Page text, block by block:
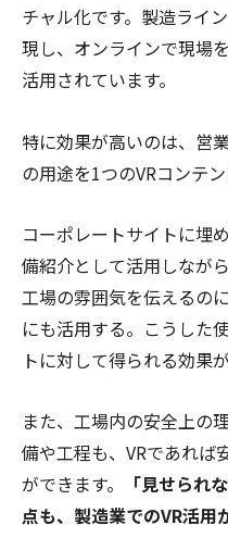
チャル化です。製造ライ
現し、オンラインで現場
活用されています。
特に効果が高いのは、営
の用途を1つのVRコンテ
コーポレートサイトに埋
備紹介として活用しなが
工場の雰囲気を伝えるの
にも活用する。こうした
トに対して得られる効果
また、工場内の安全上の
備や工程も、VRであれば
ができます。
「見せられ
点も、製造業でのVR活用